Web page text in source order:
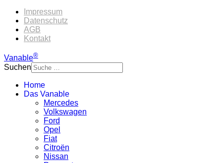
Impressum
Datenschutz
AGB
Kontakt
Vanable®
Suchen
Home
Das Vanable
Mercedes
Volkswagen
Ford
Opel
Fiat
Citroën
Nissan